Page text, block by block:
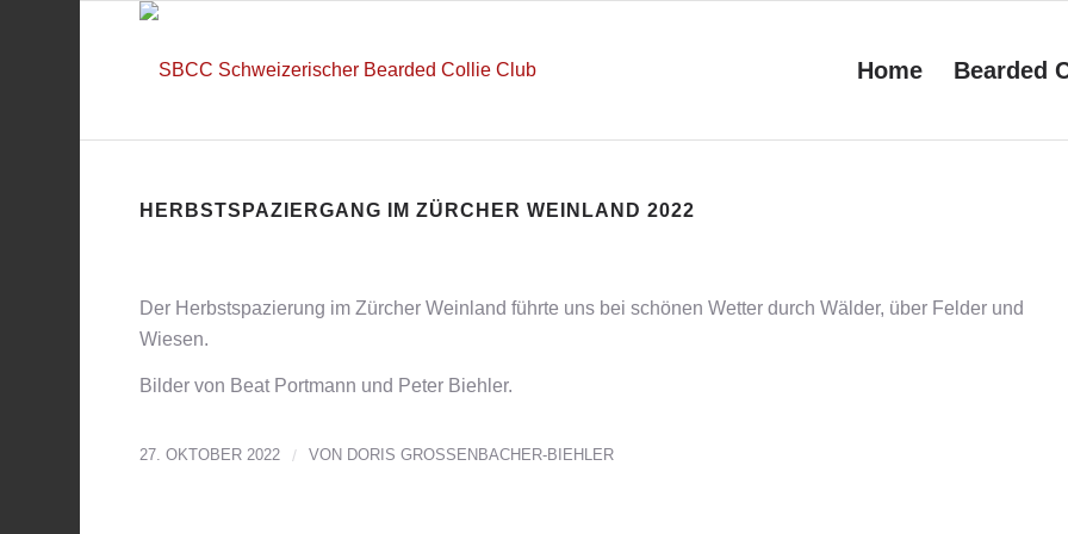
Home Bearded
HERBSTSPAZIERGANG IM ZÜRCHER WEINLAND 2022
Der Herbstspazierung im Zürcher Weinland führte uns bei schönen Wetter durch Wälder, über Felder und
Wiesen.
Bilder von Beat Portmann und Peter Biehler.
27. OKTOBER 2022 / VON DORIS GROSSENBACHER-BIEHLER